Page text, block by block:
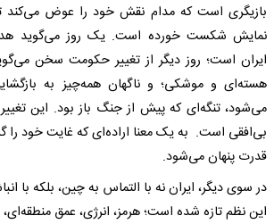
بازیگری است که مدام نقش خود را عوض می‌کند
نمایش شکست خورده است. یک روز می‌گوید
ایران است؛ روز دیگر از تغییر حکومت سخن
هسته‌ای و موشکی؛ و ناگهان همه‌چیز به
می‌شود، تنگه‌ای که پیش از جنگ باز بود. این
بی‌افقی است. به یک معنا اراده‌ای که غایت خود را
قدرت پنهان می‌شود.
در سوی دیگر، ایران نه با التماس به چین، بلکه با
این نظم تازه شده است؛ هرمز، انرژی، عمق